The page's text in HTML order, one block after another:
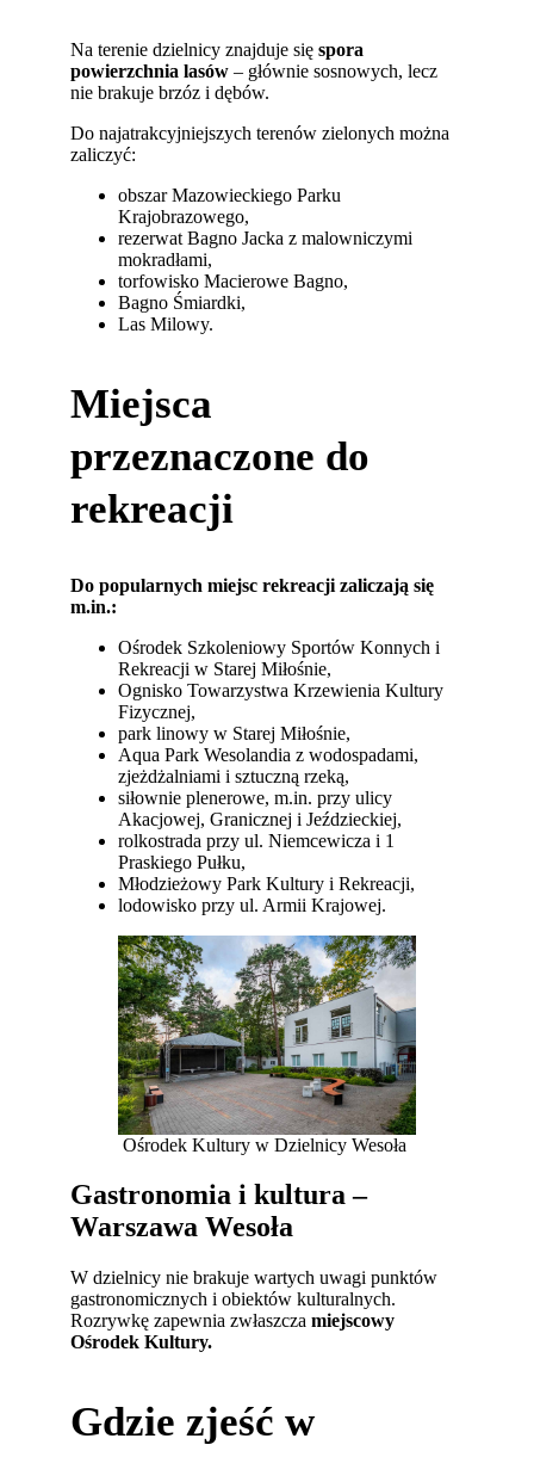
Na terenie dzielnicy znajduje sięspora
powierzchnia lasów – głównie sosnowych, lecz
nie brakuje brzóz i dębów.
Do najatrakcyjniejszych terenów zielonych można
zaliczyć:
obszar Mazowieckiego Parku
Krajobrazowego,
rezerwat Bagno Jacka z malowniczymi
mokradłami,
torfowisko Macierowe Bagno,
Bagno Śmiardki,
Las Milowy.
Miejsca
przeznaczone do
rekreacji
Do popularnych miejsc rekreacji zaliczają się
m.in.:
Ośrodek Szkoleniowy Sportów Konnych i
Rekreacji w Starej Miłośnie,
Ognisko Towarzystwa Krzewienia Kultury
Fizycznej,
park linowy w Starej Miłośnie,
Aqua Park Wesolandia z wodospadami,
zjeżdżalniami i sztuczną rzeką,
siłownie plenerowe, m.in. przy ulicy
Akacjowej, Granicznej i Jeździeckiej,
rolkostrada przy ul. Niemcewicza i 1
Praskiego Pułku,
Młodzieżowy Park Kultury i Rekreacji,
lodowisko przy ul. Armii Krajowej.
Ośrodek Kultury w Dzielnicy Wesoła
Gastronomia i kultura –
Warszawa Wesoła
W dzielnicy nie brakuje wartych uwagi punktów
gastronomicznych i obiektów kulturalnych.
Rozrywkę zapewnia zwłaszczamiejscowy
Ośrodek Kultury.
Gdzie zjeść w